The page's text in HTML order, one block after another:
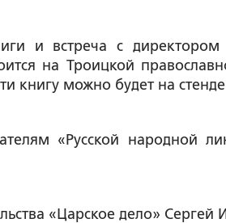
и встреча с
на Троицкой
книгу можно будет на
«Русской народной
«Царское дело» Сергей